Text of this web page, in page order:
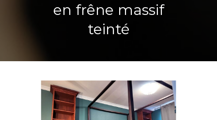
en frêne massif
teinté